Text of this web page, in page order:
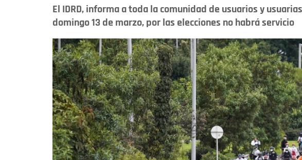
El IDRD, informa a toda la comunidad de usuarios y
domingo 13 de marzo, por las elecciones no habrá servicio